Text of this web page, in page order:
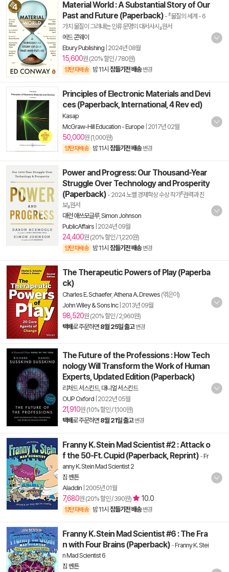
Material World : A Substantial Story of Our
Past and Future (Paperback) - 『물질의 세계 - 6
가지 물질이 그려내는 인류 문명의 대서사시』원서
에드 콘웨이
Ebury Publishing 2024년 08월
15,600원 (20% 할인 / 780원)
양탄자배송 밤 11시 잠들기전 배송 변경
Principles of Electronic Materials and Devi
ces (Paperback, International, 4 Rev ed)
Kasap
McGraw-Hill Education - Europe 2017년 02월
50,000원 (1,000원)
양탄자배송 밤 11시 잠들기전 배송 변경
Power and Progress: Our Thousand-Year
Struggle Over Technology and Prosperity
(Paperback) - 2024 노벨 경제학상 수상 작가『권력과 진
보』원서
대런 애쓰모글루, Simon Johnson
PublicAffairs 2024년 09월
24,400원 (20% 할인 / 1,220원)
양탄자배송 밤 11시 잠들기전 배송 변경
The Therapeutic Powers of Play (Paperba
ck)
Charles E. Schaefer,Athena A. Drewes (엮은이)
John Wiley & Sons Inc| 2013년 09월
98,520원 (20% 할인 / 2,960원)
택배로 주문하면 8월 25일 출고 변경
The Future of the Professions : How Tech
nology Will Transform the Work of Human
Experts, Updated Edition (Paperback)
리처드 서스킨드, 대니얼 서스킨드
OUP Oxford 2022년 05월
21,910원 (10% 할인 / 1,100원)
택배로 주문하면 8월 21일 출고 변경
Franny K. Stein Mad Scientist #2 : Attack o
f the 50-Ft. Cupid (Paperback, Reprint) -Fr
anny K. Stein Mad Scientist 2
짐 벤튼
Aladdin 2005년 01월
7,680원 (20% 할인 / 390원) 10.0
양탄자배송 밤 11시 잠들기전 배송 변경
Franny K. Stein Mad Scientist #6 : The Fra
n with Four Brains (Paperback) -Franny K. Stei
n Mad Scientist 6
짐 벤튼